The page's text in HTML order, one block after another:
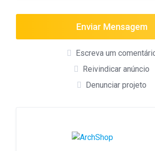
Enviar Mensagem
Escreva um
Reivindicar anúncio
Denunciar projeto